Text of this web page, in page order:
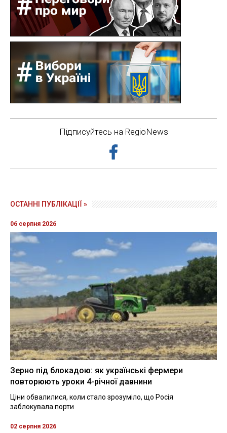
Підписуйтесь на RegioNews
ОСТАННІ ПУБЛІКАЦІЇ »
06 серпня 2026
Зерно під блокадою: як українські фермери
повторюють уроки 4-річної давнини
Ціни обвалилися, коли стало зрозуміло, що Росія
заблокувала порти
02 серпня 2026